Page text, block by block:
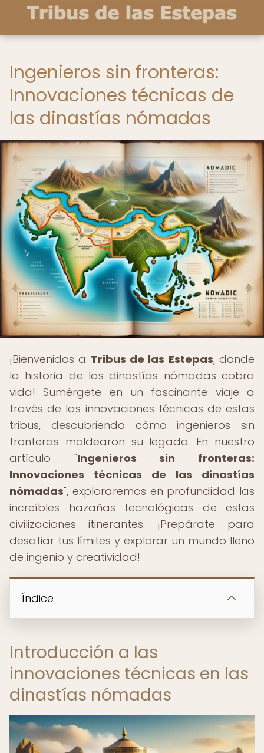
Ingenieros sin fronteras:
Innovaciones técnicas de
las dinastías nómadas
¡Bienvenidos a Tribus de las Estepas, donde
la historia de las dinastías nómadas cobra
vida! Sumérgete en un fascinante viaje a
través de las innovaciones técnicas de estas
tribus, descubriendo cómo ingenieros sin
fronteras moldearon su legado. En nuestro
artículo "Ingenieros sin fronteras:
Innovaciones técnicas de las dinastías
nómadas", exploraremos en profundidad las
increíbles hazañas tecnológicas de estas
civilizaciones itinerantes. ¡Prepárate para
desafiar tus límites y explorar un mundo lleno
de ingenio y creatividad!
Índice
Introducción a las
innovaciones técnicas en las
dinastías nómadas